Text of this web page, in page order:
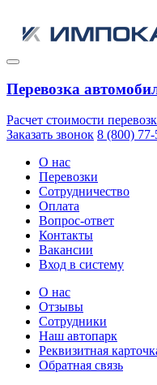
Перевозка
Расчет стоимости
Заказать звонок 8 (800)
О нас
Перевозки
Сотрудничество
Оплата
Вопрос-ответ
Контакты
Вакансии
Вход в систему
О нас
Отзывы
Сотрудники
Наш автопарк
Реквизитная
Обратная связь